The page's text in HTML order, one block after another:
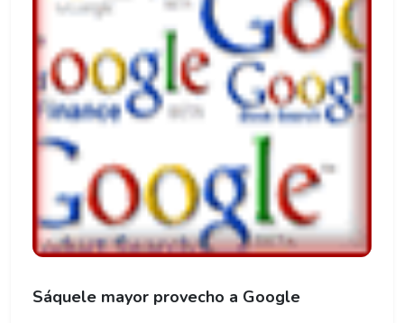
Sáquele mayor provecho a Google